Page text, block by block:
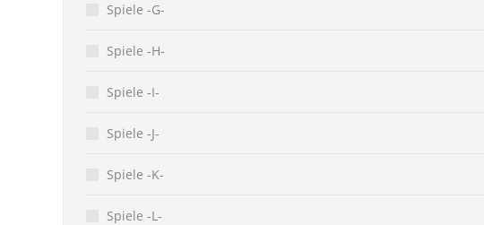
Spiele -G-
Spiele -H-
Spiele -I-
Spiele -J-
Spiele -K-
Spiele -L-